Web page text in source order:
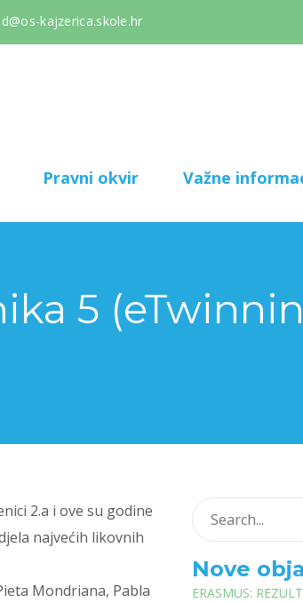
kajzerica.skole.hr
Pravni okvir Važne
5
2.a i ove su godine
najvećih likovnih
Mondriana, Pabla
Nove
ERASMUS: